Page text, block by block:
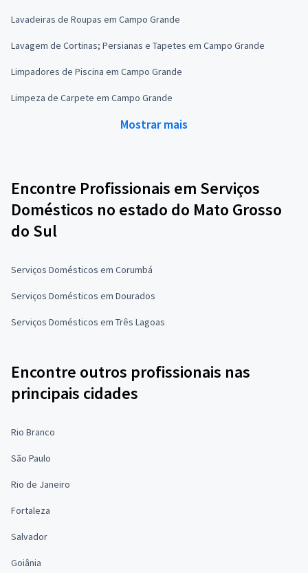
Lavadeiras de Roupas em Campo Grande
Lavagem de Cortinas; Persianas e Tapetes em Campo Grande
Limpadores de Piscina em Campo Grande
Limpeza de Carpete em Campo Grande
Mostrar mais
Encontre Profissionais em Serviços
Domésticos no estado do Mato Grosso
do Sul
Serviços Domésticos em Corumbá
Serviços Domésticos em Dourados
Serviços Domésticos em Três Lagoas
Encontre outros profissionais nas
principais cidades
Rio Branco
São Paulo
Rio de Janeiro
Fortaleza
Salvador
Goiânia